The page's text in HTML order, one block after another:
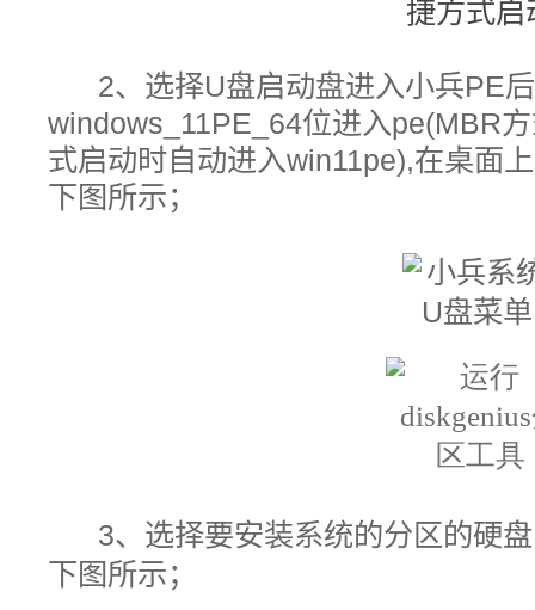
2、选择U盘启动盘进入小兵PE
windows_11PE_64位进入pe(MBR
式启动时自动进入win11pe),在桌面
下图所示；
3、选择要安装系统的分区的硬
下图所示；